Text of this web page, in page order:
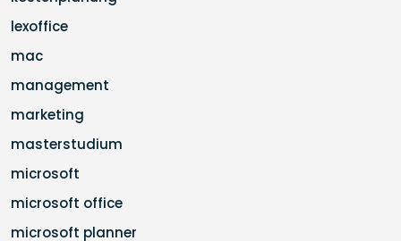
lexoffice
mac
management
marketing
masterstudium
microsoft
microsoft office
microsoft planner